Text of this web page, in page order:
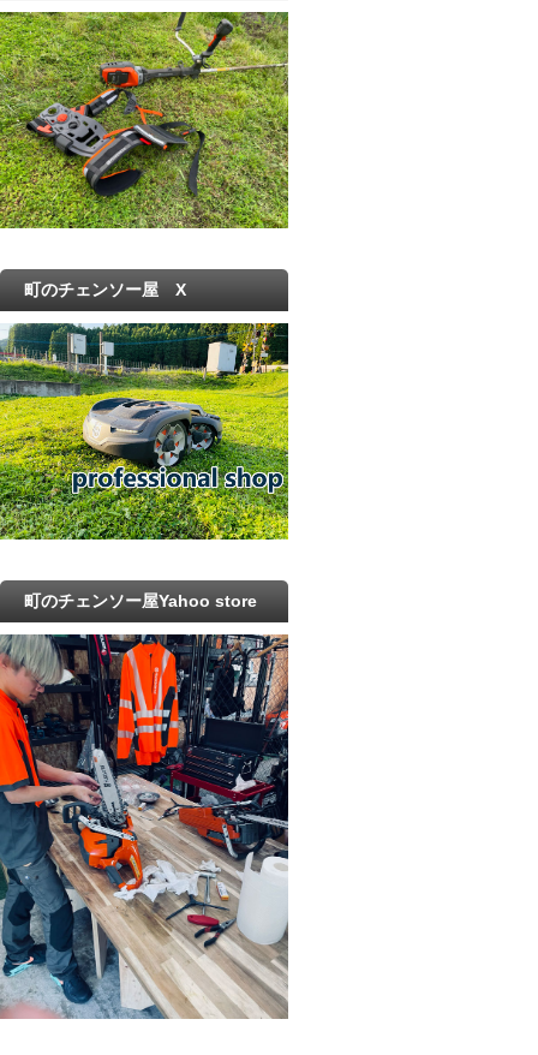
町のチェンソー屋 X
町のチェンソー屋Yahoo store